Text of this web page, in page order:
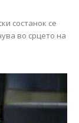
состанок се
во срцето на